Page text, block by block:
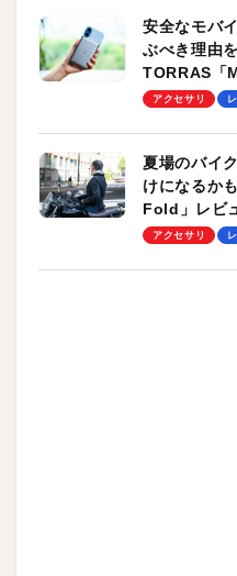
安全なモバ
ぶべき理由
TORRAS「
ーも
アクセサリ
夏場のバイ
けになるか
Fold」レビ
却プレート
アクセサリ